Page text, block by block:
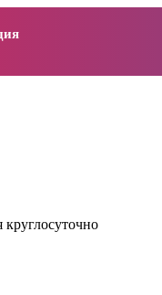
круглосуточно